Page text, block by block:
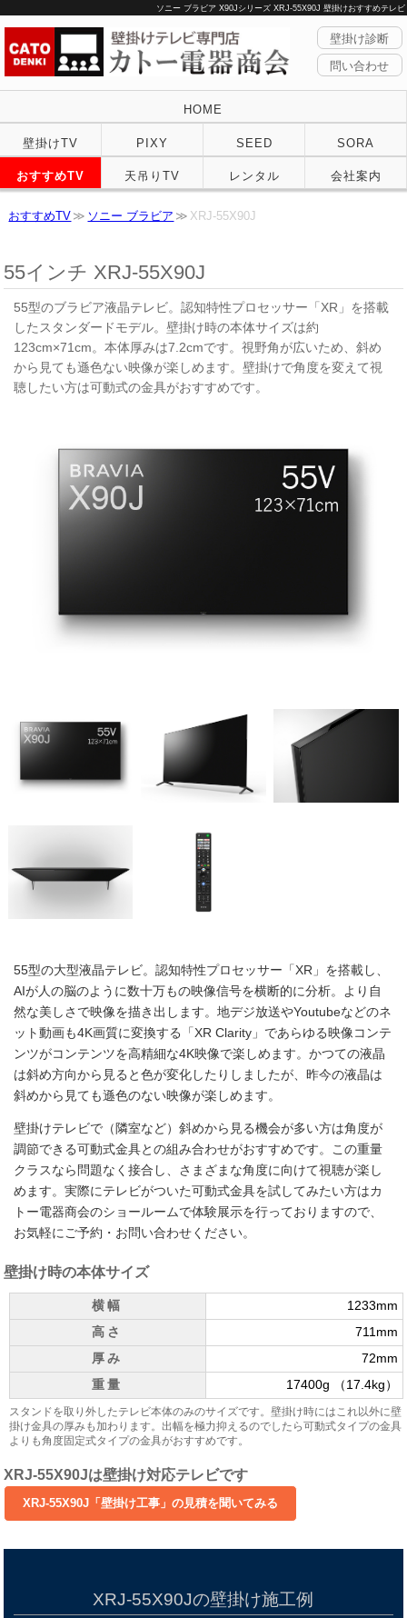
ソニー ブラビア X90Jシリーズ XRJ-55X90J 壁掛けおすすめテレビ
壁掛け診断
問い合わせ
HOME
壁掛けTV PIXY SEED SORA
おすすめTV 天吊りTV レンタル 会社案内
おすすめTV ソニー ブラビア XRJ-55X90J
55インチ XRJ-55X90J
55型のブラビア液晶テレビ。認知特性プロセッサー「XR」を搭載
したスタンダードモデル。壁掛け時の本体サイズは約
123cm×71cm。本体厚みは7.2cmです。視野角が広いため、斜め
から見ても遜色ない映像が楽しめます。壁掛けで角度を変えて視
聴したい方は可動式の金具がおすすめです。
55型の大型液晶テレビ。認知特性プロセッサー「XR」を搭載し、
AIが人の脳のように数十万もの映像信号を横断的に分析。より自
然な美しさで映像を描き出します。地デジ放送やYoutubeなどのネ
ット動画も4K画質に変換する「XR Clarity」であらゆる映像コンテ
ンツがコンテンツを高精細な4K映像で楽しめます。かつての液晶
は斜め方向から見ると色が変化したりしましたが、昨今の液晶は
斜めから見ても遜色のない映像が楽しめます。
壁掛けテレビで（隣室など）斜めから見る機会が多い方は角度が
調節できる可動式金具との組み合わせがおすすめです。この重量
クラスなら問題なく接合し、さまざまな角度に向けて視聴が楽し
めます。実際にテレビがついた可動式金具を試してみたい方はカ
トー電器商会のショールームで体験展示を行っておりますので、
お気軽にご予約・お問い合わせください。
壁掛け時の本体サイズ
スタンドを取り外したテレビ本体のみのサイズです。壁掛け時にはこれ以外に壁
掛け金具の厚みも加わります。出幅を極力抑えるのでしたら可動式タイプの金具
よりも角度固定式タイプの金具がおすすめです。
横幅
1233mm
高さ
711mm
厚み
72mm
重量
17400g （17.4kg）
XRJ-55X90Jは壁掛け対応テレビです
XRJ-55X90Jの壁掛け施工例